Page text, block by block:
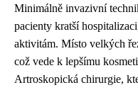
Minimálně invazivní
pacienty kratší
aktivitám. Místo velkých
což vede k lepšímu
Artroskopická chirurgie,